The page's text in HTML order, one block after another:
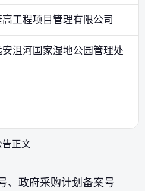
工程项目管理有限公司
沮河国家湿地公园管理处
告正文
、政府采购计划备案号